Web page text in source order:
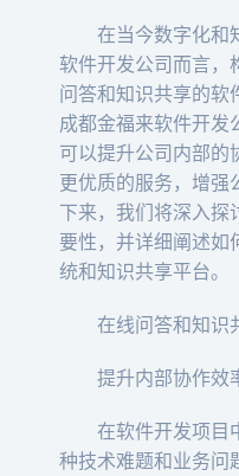
在当今数字化和
软件开发公司而言，
问答和知识共享的软
成都金福来软件开发
可以提升公司内部的
更优质的服务，增强
下来，我们将深入探
要性，并详细阐述如
统和知识共享平台。
在线问答和知识
提升内部协作效
在软件开发项目
种技术难题和业务问